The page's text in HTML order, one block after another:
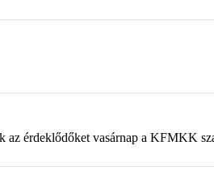
az érdeklődőket vasárnap a KFMKK